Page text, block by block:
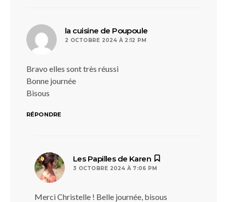
la cuisine de Poupoule
2 OCTOBRE 2024 À 2:12 PM
Bravo elles sont très réussi
Bonne journée
Bisous
RÉPONDRE
Les Papilles de Karen
3 OCTOBRE 2024 À 7:06 PM
Merci Christelle ! Belle journée, bisous